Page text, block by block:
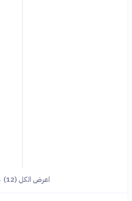
اعرض الكل (12) ←